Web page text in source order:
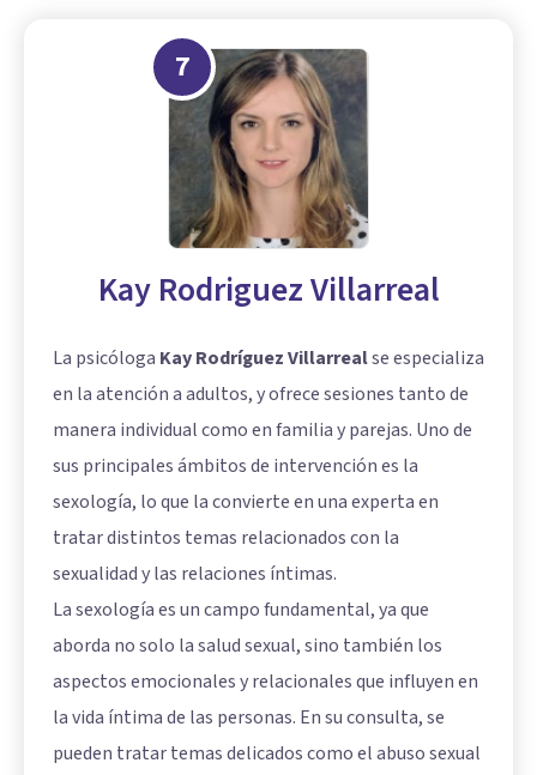
7
Kay Rodriguez Villarreal
La psicóloga Kay Rodríguez Villarrealse especializa
en la atención a adultos, y ofrece sesiones tanto de
manera individual como en familia y parejas. Uno de
sus principales ámbitos de intervención es la
sexología, lo que la convierte en una experta en
tratar distintos temas relacionados con la
sexualidad y las relaciones íntimas.
La sexología es un campo fundamental, ya que
aborda no solo la salud sexual, sino también los
aspectos emocionales y relacionales que influyen en
la vida íntima de las personas. En su consulta, se
pueden tratar temas delicados como el abuso sexual